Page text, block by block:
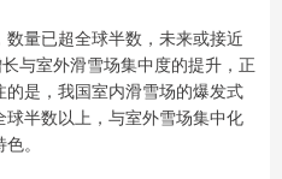
量已超全球半数，未来或接近
与室外滑雪场集中度的提升，正
是，我国室内滑雪场的爆发式
半数以上，与室外雪场集中化
。